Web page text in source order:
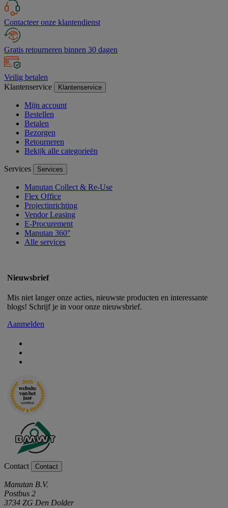
Contacteer onze klantendienst
Gratis retourneren binnen 30 dagen
Veilig betalen
Klantenservice
Klantenservice
Mijn account
Bestellen
Betalen
Bezorgen
Retourneren
Bekijk alle categorieën
Services Services
Manutan Collect & Re-Use
Flex Office
Projectinrichting
Vendor Leasing
E-Procurement
Manutan 360°
Alle services
Nieuwsbrief
Mis niet langer onze acties, nieuwste producten en interessante
blogs! Schrijf je in voor onze nieuwsbrief.
Aanmelden
Contact Contact
Manutan B.V.
Postbus 2
3734 ZG Den Dolder